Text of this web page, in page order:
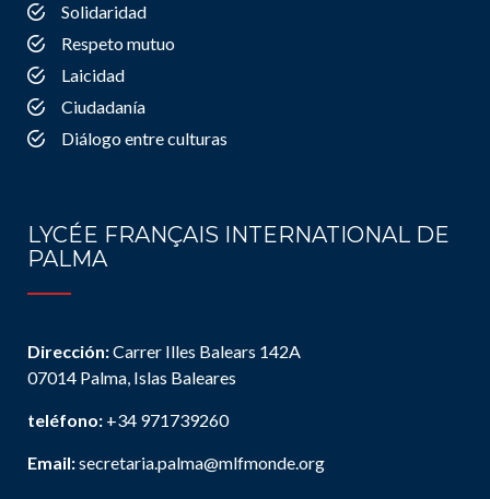
Solidaridad
Respeto mutuo
Laicidad
Ciudadanía
Diálogo entre culturas
LYCÉE FRANÇAIS INTERNATIONAL DE
PALMA
Dirección:Carrer Illes Balears 142A
07014 Palma, Islas Baleares
teléfono: +34 971739260
Email:secretaria.palma@mlfmonde.org